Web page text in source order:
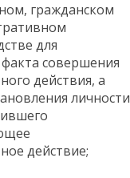
гражданском
для
совершения
действия, а
личности
действие;